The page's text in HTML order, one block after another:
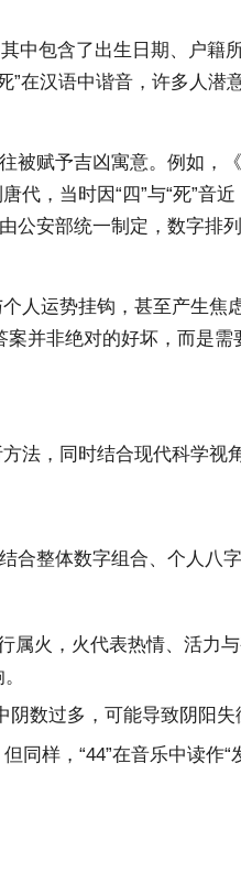
中包含了出生日期、户籍
”在汉语中谐音，许多人
被赋予吉凶寓意。例如，
，当时因“四”与“死”音
公安部统一制定，数字排
运势挂钩，甚至产生焦
并非绝对的好坏，而是需
法，同时结合现代科学视角
整体数字组合、个人八
属火，火代表热情、活力
数过多，可能导致阴阳失
同样，“44”在音乐中读